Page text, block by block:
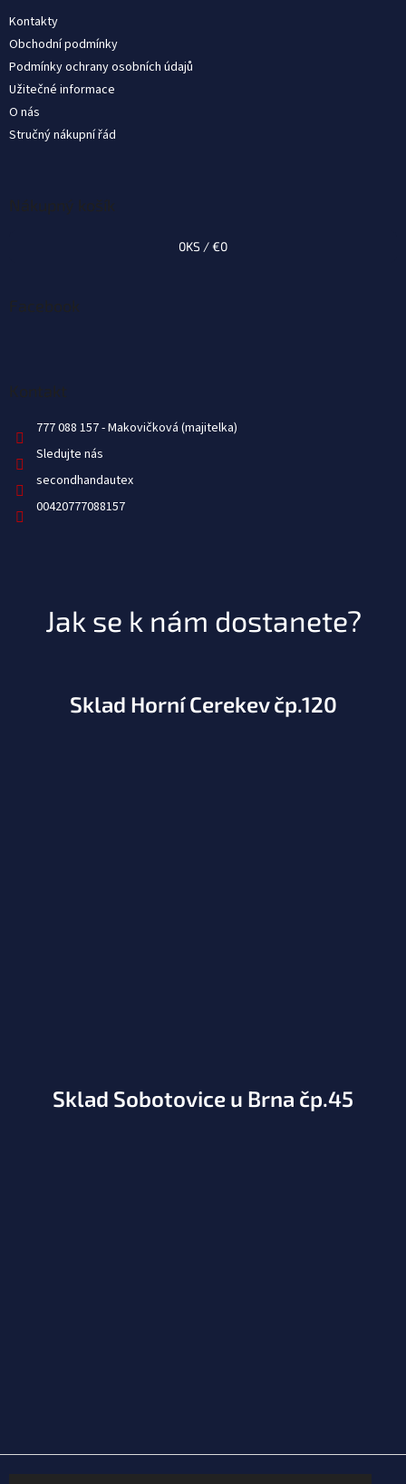
Kontakty
Obchodní podmínky
Podmínky ochrany osobních údajů
Užitečné informace
O nás
Stručný nákupní řád
Nákupný košík
0KS /€0
Facebook
Kontakt
777 088 157
Sledujte nás
secondhandautex
00420777088157
Jak se k nám dostanete?
Sklad Horní Cerekev čp.120
Sklad Sobotovice u Brna čp.45